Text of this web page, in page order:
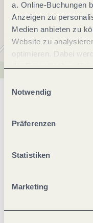
a. Online-Buchungen
Anzeigen zu
Medien anbieten zu
Website zu
optimieren. Dabei
jederzeit widerrufen
ablehnen" kann es
Notwendig
Präferenzen
Statistiken
Marketing